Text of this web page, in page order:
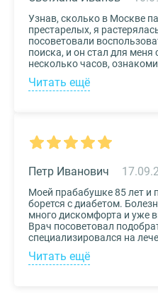
Узнав, сколько в Москве
престарелых, я
посоветовали
поиска, и он стал для
несколько часов,
доступными мне по цене и
выбрала два варианта.
Читать ещё
Петр Иванович
Моей прабабушке 85 лет и
борется с диабетом.
много дискомфорта и уже
Врач посоветовал
специализировался на
диабетом. К выбору
серьезностью, важно
Читать ещё